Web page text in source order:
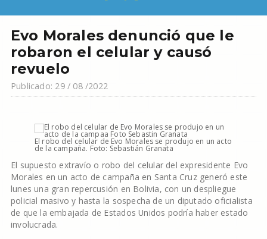
Evo Morales denunció que le
robaron el celular y causó
revuelo
Publicado: 29 / 08 /2022
El robo del celular de Evo Morales se produjo en un acto
de la campaña. Foto: Sebastián Granata
El supuesto extravío o robo del celular del expresidente Evo
Morales en un acto de campaña en Santa Cruz generó este
lunes una gran repercusión en Bolivia, con un despliegue
policial masivo y hasta la sospecha de un diputado oficialista
de que la embajada de Estados Unidos podría haber estado
involucrada.